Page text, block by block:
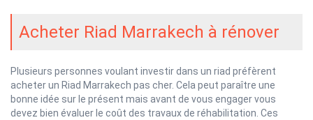
Acheter Riad Marrakech à rénover
Plusieurs personnes voulant investir dans un riad préfèrent
acheter un Riad Marrakech pas cher. Cela peut paraître une
bonne idée sur le présent mais avant de vous engager vous
devez bien évaluer le coût des travaux de réhabilitation. Ces